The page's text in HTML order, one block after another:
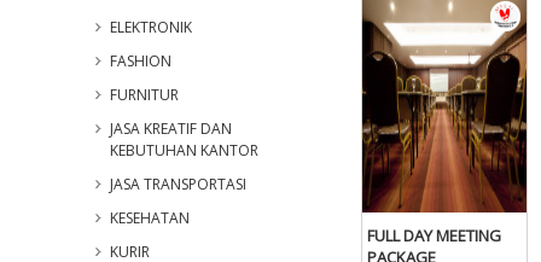
ELEKTRONIK
FASHION
FURNITUR
JASA KREATIF DAN
KEBUTUHAN KANTOR
JASA TRANSPORTASI
KESEHATAN
KURIR
FULL DAY MEETING
PACKAGE